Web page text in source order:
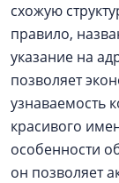
схожую
правило,
указание на
позволяет
узнаваемость
красивого
особенности
он позволяет